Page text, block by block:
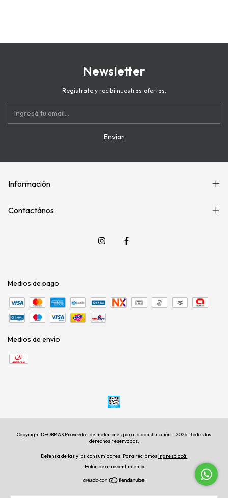
Newsletter
Registrate y recibí nuestras ofertas.
Información
Contactános
Medios de pago
Medios de envío
Copyright DEOBRAS Proveedor de materiales para la construcción - 2026. Todos los
derechos reservados.
Defensa de las y los consumidores. Para reclamosingresá acá.
Botón de arrepentimiento